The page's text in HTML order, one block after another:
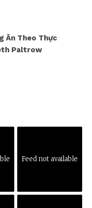
Ăn Theo Thực
Paltrow
Feed not available